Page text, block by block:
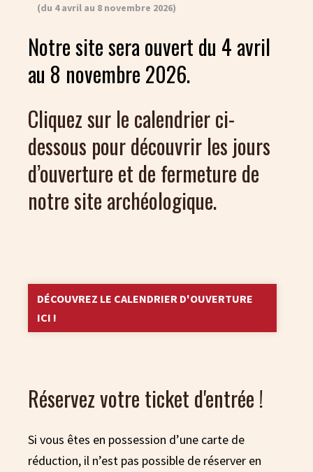
(du 4 avril au 8 novembre 2026)
Notre site sera ouvert du 4 avril
au 8 novembre 2026.
Cliquez sur le calendrier ci-
dessous pour découvrir les jours
d’ouverture et de fermeture de
notre site archéologique.
DÉCOUVREZ LE CALENDRIER D'OUVERTURE
ICI !
Réservez votre ticket d'entrée !
Si vous êtes en possession d’une carte de
réduction, il n’est pas possible de réserver en